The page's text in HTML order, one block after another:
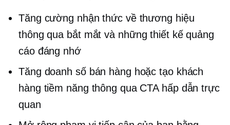
Tăng cường nhận thức về thương hiệu
thông qua bắt mắt và những thiết kế quảng
cáo đáng nhớ
Tăng doanh số bán hàng hoặc tạo khách
hàng tiềm năng thông qua CTA hấp dẫn trực
quan